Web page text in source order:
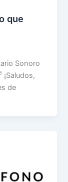
que
Sonoro
¡Saludos,
de